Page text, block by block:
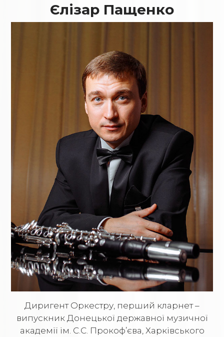
Єлізар Пащенко
Диригент Оркестру, перший кларнет –
випускник Донецької державної музичної
академії ім. С.С. Прокоф’єва, Харківського